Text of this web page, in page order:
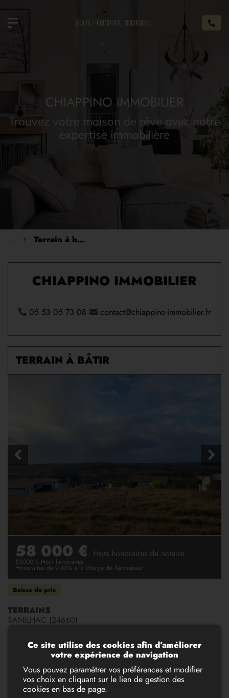
CHIAPPINO IMMOBILIER
Trouvez votre maison de rêve avec notre
expertise immobilière
... Terrain à bâtir
CHIAPPINO IMMOBILIER
05 53 05 73 08 contact@chiappino-immobilier.fr
TERRAIN À BÂTIR
58 000 € Hors honoraires de notaire
53000 € Hors honoraires
Honoraires de 9.43% à la charge de l’acquéreur
Baisse de prix
TERRAINS
SANILHAC (24660)
Eau, téléphone et électricité en façade. Assainissement
Informations principales :
Ce site utilise des cookies afin d’améliorer
votre expérience de navigation
Vous pouvez paramétrer vos préférences et modifier
vos choix en cliquant sur le lien de gestion des
cookies en bas de page.